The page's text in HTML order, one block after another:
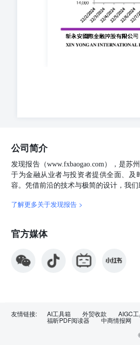
还表示，美国将加快对10亿
对“绿地”投资的审批权，以
罕见宣布开源更多代码库，
发布关键代码和数据，相比
个月凭借精巧的人工智能模
可以下载、构建或改进广受
分开源，但后来放弃了这一
此举可能刺激美国和中国的
贸关系的重要性，同意就彼此
Hong
究报告指出，联想公布截至
团）和ISG（基础设施解决
净利润达到6.93亿美元，超
额按年增长12%，主要受惠
的经营利润率，但消费端的
企业需求可能受到宏观环境
24.7%，经营收入按年增
渣打集团行政总裁温拓思(Bill
息每股28仙，令自2023年全
医药(512)拟行使认购权认购
昇收购的权利而言，远大医
控股公布，公司之全资附属
公司简介
发现报告（www.fxbaogao.com），是
于为金融从业者与投资者提供全面、
容。凭借前沿的技术与极简的设计，我
了解更多关于发现报告 >
官方媒体
友情链接: AI工具箱 外贸收款 AIGC
福昕PDF阅读器 中商情报网